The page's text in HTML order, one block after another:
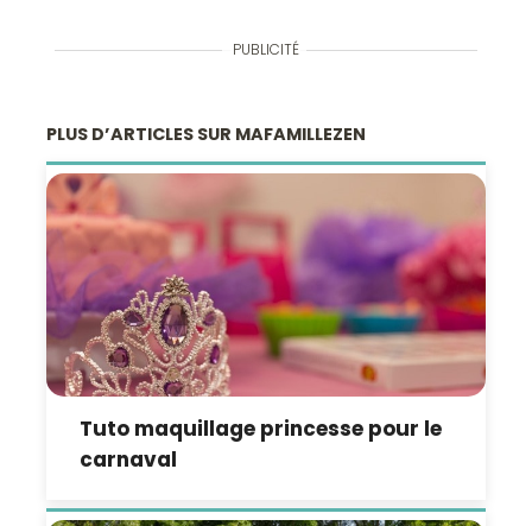
PUBLICITÉ
PLUS D’ARTICLES SUR MAFAMILLEZEN
Tuto maquillage princesse pour le
carnaval